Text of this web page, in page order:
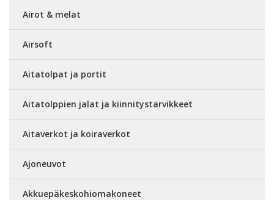
Airot & melat
Airsoft
Aitatolpat ja portit
Aitatolppien jalat ja kiinnitystarvikkeet
Aitaverkot ja koiraverkot
Ajoneuvot
Akkuepäkeskohiomakoneet